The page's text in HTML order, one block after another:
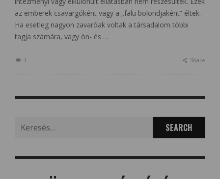
az emberek csavargóként vagy a „falu bolondjaként” éltek.
Ha esetleg nagyon zavaróak voltak a társadalom többi
tagja számára, vagy ön- és …
1 Share